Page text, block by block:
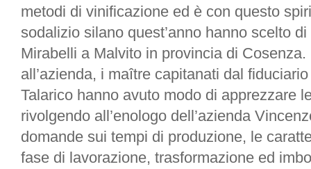
metodi di vinificazione ed è con questo
sodalizio silano quest’anno hanno scelto
Mirabelli a Malvito in provincia di
all’azienda, i maître capitanati dal
Talarico hanno avuto modo di apprezzare
rivolgendo all’enologo dell’azienda
domande sui tempi di produzione, le
fase di lavorazione, trasformazione ed